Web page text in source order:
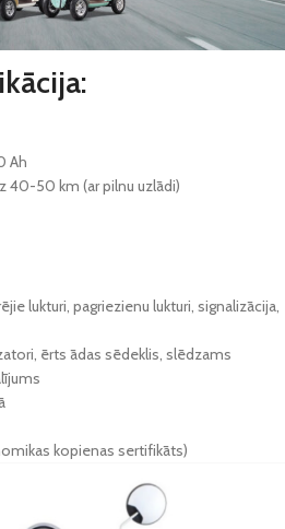
Ah
40-50 km (ar pilnu uzlādi)
lukturi, pagriezienu lukturi, signalizācija,
ērts ādas sēdeklis, slēdzams
kopienas sertifikāts)